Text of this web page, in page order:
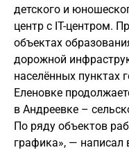
детского и
центр с IT-центром.
объектах
дорожной
населённых пунктах
Еленовке
в Андреевке –
По ряду объектов
графика», — написал